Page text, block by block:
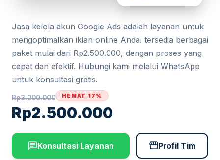
Jasa kelola akun Google Ads adalah layanan untuk
mengoptimalkan iklan online Anda. tersedia berbagai
paket mulai dari Rp2.500.000, dengan proses yang
cepat dan efektif. Hubungi kami melalui WhatsApp
untuk konsultasi gratis.
Rp3.000.000
Rp2.500.000
HEMAT 17%
chatKonsultasi Layanan storefrontProfil Tim